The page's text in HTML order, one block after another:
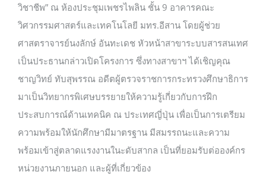
วิชาชีพ” ณ ห้องประชุมเพชรไพลิน ชั้น 9 อาคารคณะ
วิศวกรรมศาสตร์และเทคโนโลยี มทร.อีสาน โดยผู้ช่วย
ศาสตราจารย์นงลักษ์ อันทะเดช หัวหน้าสาขาระบบสารสนเทศ
เป็นประธานกล่าวเปิดโครงการ ซึ่งทางสาขาฯ ได้เชิญคุณ
ชาญวิทย์ ทับสุพรรณ อดีตผู้ตรวจราชการกระทรวงศึกษาธิการ
มาเป็นวิทยากรพิเศษบรรยายให้ความรู้เกี่ยวกับการฝึก
ประสบการณ์ด้านเทคนิค ณ ประเทศญี่ปุ่น เพื่อเป็นการเตรียม
ความพร้อมให้นักศึกษามีมาตรฐาน มีสมรรถนะและความ
พร้อมเข้าสู่ตลาดแรงงานในะดับสากล เป็นที่ยอมรับต่อองค์กร
หน่วยงานภายนอก และผู้ที่เกี่ยวข้อง